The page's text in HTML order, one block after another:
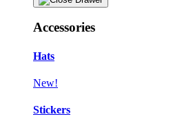
Accessories
Hats
New!
Stickers